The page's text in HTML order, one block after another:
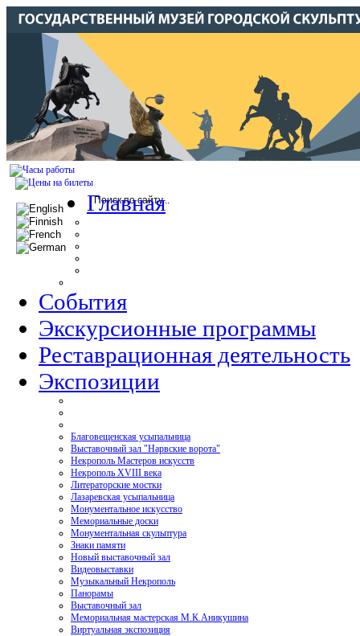
Главная
События
Экскурсионные программы
Реставрационная деятельность
Экспозиции
Благовещенская усыпальница
Выставочный зал "Нарвские ворота"
Некрополь Мастеров искусств
Некрополь XVIII века
Литераторские мостки
Лазаревская усыпальница
Монументальное искусство
Мемориальные доски
Монументальная скульптура
Знаки памяти
Новый выставочный зал
Видеовыставки
Музыкальный Некрополь
Панорамы
Выставочный зал
Мемориальная мастерская М.К.Аникушина
Виртуальная экспозиция